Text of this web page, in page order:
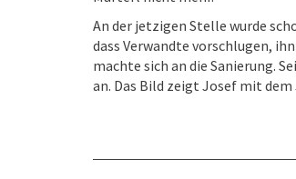
​An der jetzigen Stelle wurde
dass Verwandte vorschlugen,
machte sich an die Sanierung.
an. Das Bild zeigt Josef mit dem